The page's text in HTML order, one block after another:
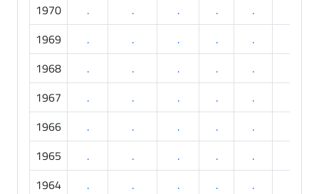
1970
. . . . .
1969
. . . . .
1968
. . . . .
1967
. . . . .
1966
. . . . .
1965
. . . . .
1964
. . . . .